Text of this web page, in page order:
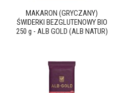
MAKARON (GRYCZANY)
ŚWIDERKI BEZGLUTENOWY BIO
250 g - ALB GOLD (ALB NATUR)